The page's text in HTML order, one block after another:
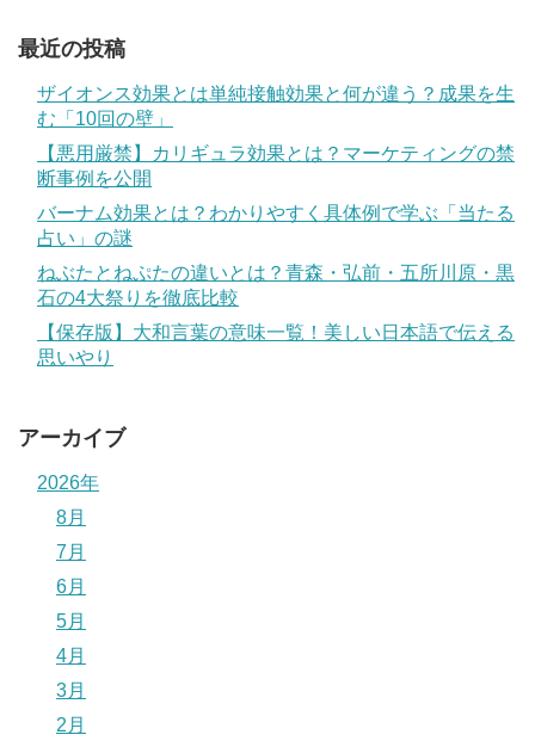
最近の投稿
ザイオンス効果とは単純接触効果と何が違う？成果を生
む「10回の壁」
【悪用厳禁】カリギュラ効果とは？マーケティングの禁
断事例を公開
バーナム効果とは？わかりやすく具体例で学ぶ「当たる
占い」の謎
ねぶたとねぷたの違いとは？青森・弘前・五所川原・黒
石の4大祭りを徹底比較
【保存版】大和言葉の意味一覧！美しい日本語で伝える
思いやり
アーカイブ
2026年
8月
7月
6月
5月
4月
3月
2月